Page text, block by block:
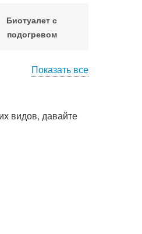
Биотуалет с
подогревом
Показать все
видов, давайте